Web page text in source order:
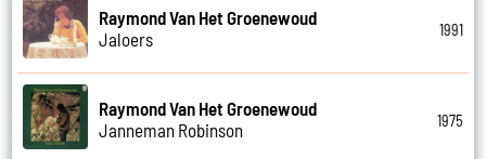
Raymond Van Het Groenewoud
Jaloers
1991
Raymond Van Het Groenewoud
Janneman Robinson
1975